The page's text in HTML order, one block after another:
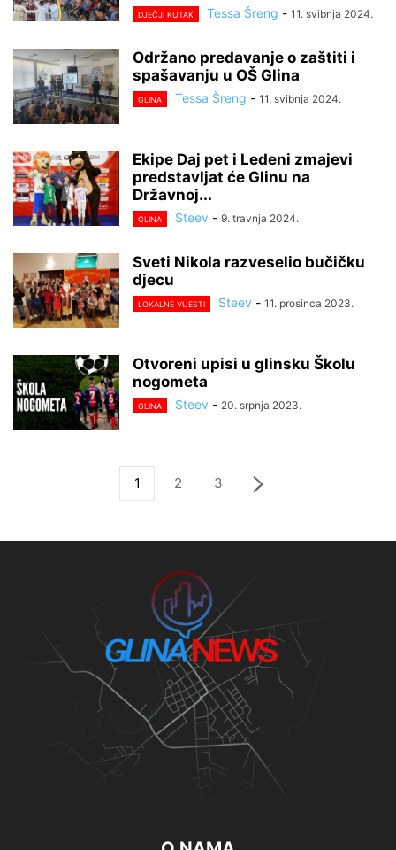
DJEČJI KUTAK Tessa Šreng - 11. svibnja 2024.
Održano predavanje o zaštiti i
spašavanju u OŠ Glina
GLINA Tessa Šreng - 11. svibnja 2024.
Ekipe Daj pet i Ledeni zmajevi
predstavljat će Glinu na
Državnoj...
GLINA Steev - 9. travnja 2024.
Sveti Nikola razveselio bučičku
djecu
LOKALNE VIJESTI Steev - 11. prosinca 2023.
Otvoreni upisi u glinsku Školu
nogometa
GLINA Steev - 20. srpnja 2023.
1 2 3